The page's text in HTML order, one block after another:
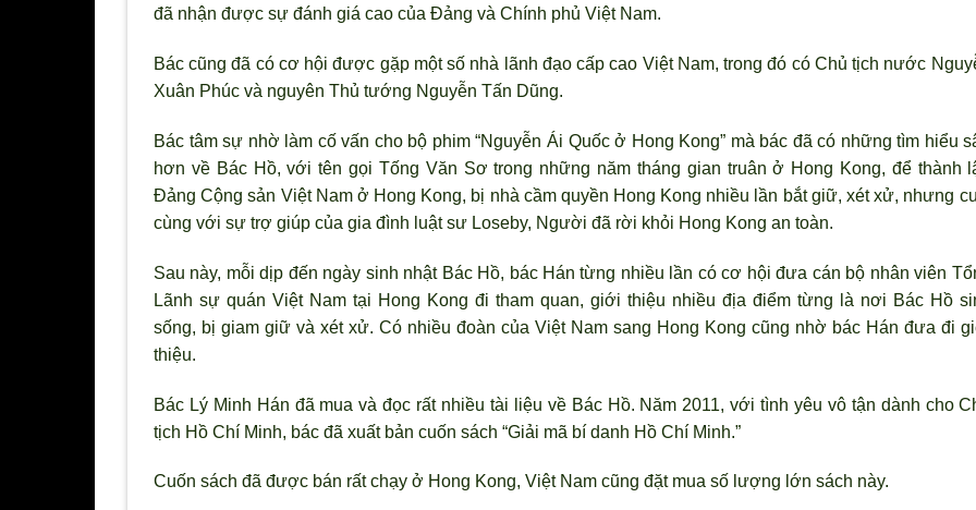
đã nhận được sự đánh giá cao của Đảng và Chính phủ Việt Nam.
Bác cũng đã có cơ hội được gặp một số nhà lãnh đạo cấp cao Việt Nam, trong đó có Chủ tịch nước
Xuân Phúc và nguyên Thủ tướng Nguyễn Tấn Dũng.
Bác tâm sự nhờ làm cố vấn cho bộ phim “Nguyễn Ái Quốc ở Hong Kong” mà bác đã có những tìm hiểu
hơn về Bác Hồ, với tên gọi Tống Văn Sơ trong những năm tháng gian truân ở Hong Kong, để thành
Đảng Cộng sản Việt Nam ở Hong Kong, bị nhà cầm quyền Hong Kong nhiều lần bắt giữ, xét xử, nhưng
cùng với sự trợ giúp của gia đình luật sư Loseby, Người đã rời khỏi Hong Kong an toàn.
Sau này, mỗi dịp đến ngày sinh nhật Bác Hồ, bác Hán từng nhiều lần có cơ hội đưa cán bộ nhân viên
Lãnh sự quán Việt Nam tại Hong Kong đi tham quan, giới thiệu nhiều địa điểm từng là nơi Bác Hồ
sống, bị giam giữ và xét xử. Có nhiều đoàn của Việt Nam sang Hong Kong cũng nhờ bác Hán đưa đi
thiệu.
Bác Lý Minh Hán đã mua và đọc rất nhiều tài liệu về Bác Hồ. Năm 2011, với tình yêu vô tận dành cho
tịch Hồ Chí Minh, bác đã xuất bản cuốn sách “Giải mã bí danh Hồ Chí Minh.”
Cuốn sách đã được bán rất chạy ở Hong Kong, Việt Nam cũng đặt mua số lượng lớn sách này.